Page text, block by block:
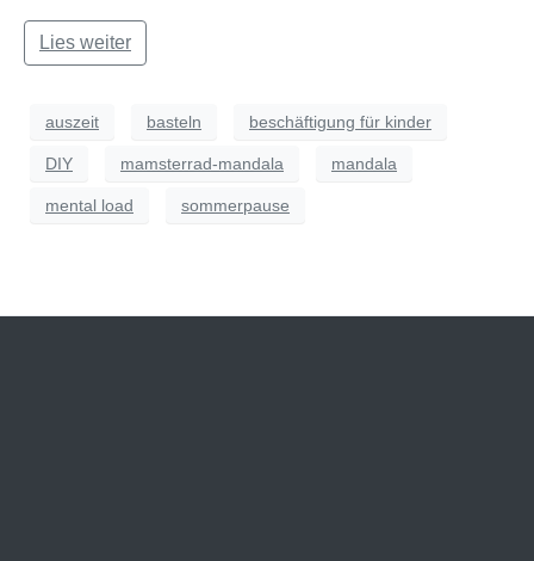
Lies weiter
auszeit basteln beschäftigung für kinder
DIY mamsterrad-mandala mandala
mental load sommerpause